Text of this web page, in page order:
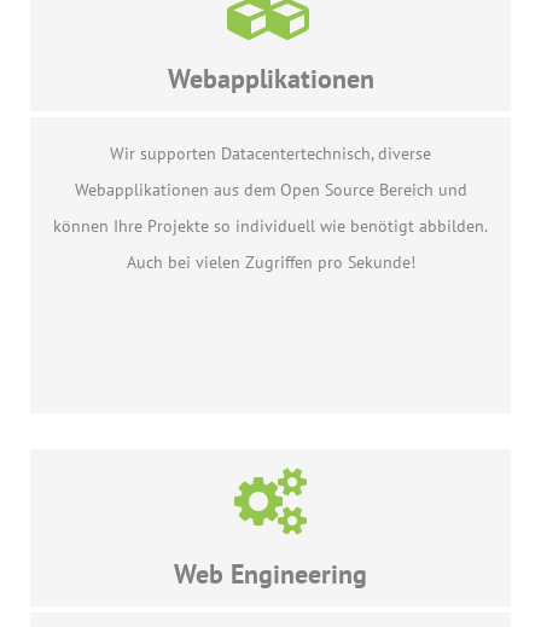
Webapplikationen
Wir supporten Datacentertechnisch, diverse
Webapplikationen aus dem Open Source Bereich und
können Ihre Projekte so individuell wie benötigt abbilden.
Auch bei vielen Zugriffen pro Sekunde!
Web Engineering